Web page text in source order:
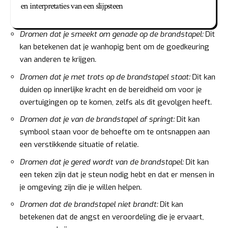
en interpretaties van een slijpsteen
Dromen dat je smeekt om genade op de brandstapel:Dit
kan betekenen dat je wanhopig bent om de goedkeuring
van anderen te krijgen.
Dromen dat je met trots op de brandstapel staat:Dit kan
duiden op innerlijke kracht en de bereidheid om voor je
overtuigingen op te komen, zelfs als dit gevolgen heeft.
Dromen dat je van de brandstapel af springt:Dit kan
symbool staan voor de behoefte om te ontsnappen aan
een verstikkende situatie of relatie.
Dromen dat je gered wordt van de brandstapel:Dit kan
een teken zijn dat je steun nodig hebt en dat er mensen in
je omgeving zijn die je willen helpen.
Dromen dat de brandstapel niet brandt:Dit kan
betekenen dat de angst en veroordeling die je ervaart,